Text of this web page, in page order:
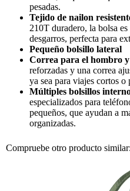
pesadas.
Tejido de nailon
210T duradero, la bolsa
desgarros, perfecta para
Pequeño bolsillo lateral
Correa para el hombro y
reforzadas y una correa
ya sea para viajes cortos o
Múltiples bolsillos
especializados para
pequeños, que ayudan a
organizadas.
Compruebe otro producto similar: